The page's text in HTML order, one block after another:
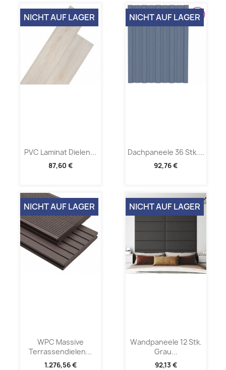
PVC Laminat Dielen...
87,60 €
NICHT AUF LAGER
Dachpaneele 36 Stk....
92,76 €
NICHT AUF LAGER
WPC Massive
Terrassendielen...
1.276,56 €
NICHT AUF LAGER
Wandpaneele 12 Stk.
Grau...
92,13 €
NICHT AUF LAGER